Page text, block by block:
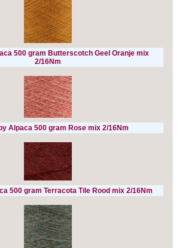
500 gram Butterscotch Geel Oranje mix
2/16Nm
Alpaca 500 gram Rose mix 2/16Nm
500 gram Terracota Tile Rood mix 2/16Nm